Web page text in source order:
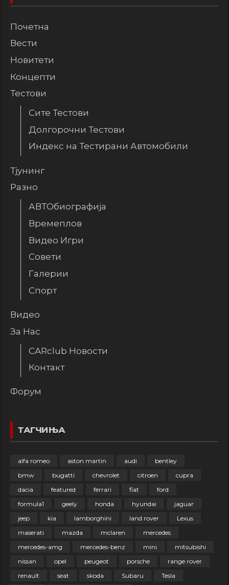
Почетна
Вести
Новитети
Концепти
Тестови
Сите Тестови
Долгорочни Тестови
Индекс на Тестирани Автомобили
Тјунинг
Разно
АВТОбиографија
Времеплов
Видео Игри
Совети
Галерии
Спорт
Видео
За Нас
CARclub Новости
Контакт
Форум
ТАГЧИЊА
alfa romeo aston martin audi
bentley
bmw
bugatti chevrolet citroen
cupra
dacia
featured ferrari fiat
ford
formula1
geely honda hyundai
jaguar
jeep
kia lamborghini land rover
Lexus
maserati
mazda mclaren
mercedes
mercedes-amg
mercedes-benz mini
mitsubishi
nissan
opel peugeot porsche
range rover
renault
seat skoda Subaru Tesla